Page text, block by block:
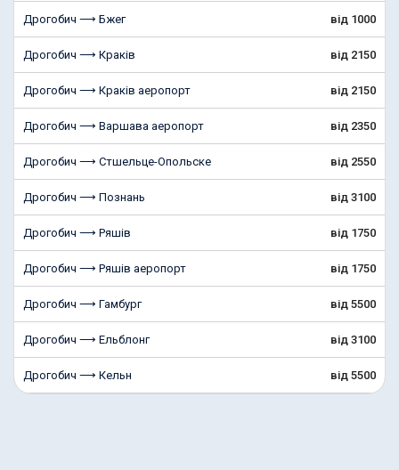
Дрогобич ⟶ Бжег від 1000
Дрогобич ⟶ Краків від 2150
Дрогобич ⟶ Краків аеропорт від 2150
Дрогобич ⟶ Варшава аеропорт від 2350
Дрогобич ⟶ Стшельце-Опольске від 2550
Дрогобич ⟶ Познань від 3100
Дрогобич ⟶ Ряшів від 1750
Дрогобич ⟶ Ряшів аеропорт від 1750
Дрогобич ⟶ Гамбург від 5500
Дрогобич ⟶ Ельблонг від 3100
Дрогобич ⟶ Кельн від 5500